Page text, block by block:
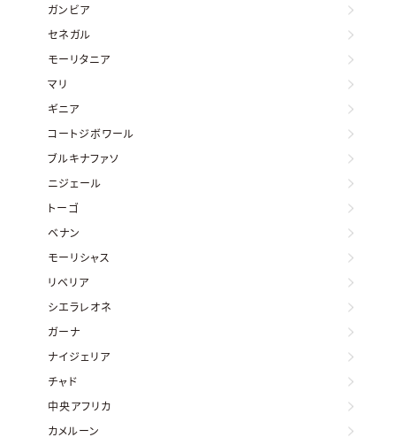
ガンビア
セネガル
モーリタニア
マリ
ギニア
コートジボワール
ブルキナファソ
ニジェール
トーゴ
ベナン
モーリシャス
リベリア
シエラレオネ
ガーナ
ナイジェリア
チャド
中央アフリカ
カメルーン